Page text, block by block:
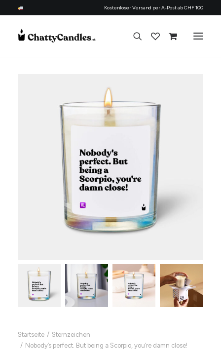
Kostenloser Versand per A-Post ab CHF 100
Geschenk für
Startseite
Sternzeichen
Nobody’s perfect. But being a Scorpio, you’re damn close!
Candle Refill Kit - 330 ml - Woody
CHF22.90 HINZUFÜGEN